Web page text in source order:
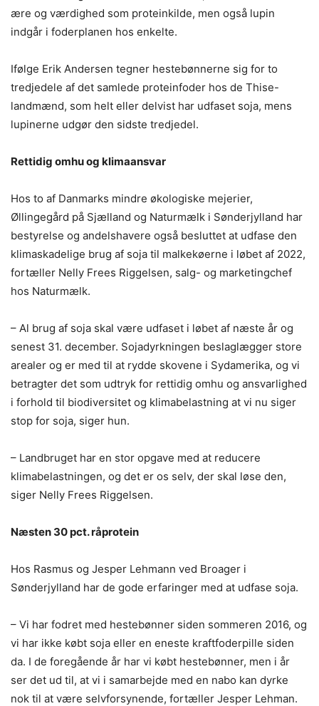
ære og værdighed som proteinkilde, men også lupin
indgår i foderplanen hos enkelte.
Ifølge Erik Andersen tegner hestebønnerne sig for to
tredjedele af det samlede proteinfoder hos de Thise-
landmænd, som helt eller delvist har udfaset soja, mens
lupinerne udgør den sidste tredjedel.
Rettidig omhu og klimaansvar
Hos to af Danmarks mindre økologiske mejerier,
Øllingegård på Sjælland og Naturmælk i Sønderjylland har
bestyrelse og andelshavere også besluttet at udfase den
klimaskadelige brug af soja til malkekøerne i løbet af 2022,
fortæller Nelly Frees Riggelsen, salg- og marketingchef
hos Naturmælk.
– Al brug af soja skal være udfaset i løbet af næste år og
senest 31. december. Sojadyrkningen beslaglægger store
arealer og er med til at rydde skovene i Sydamerika, og vi
betragter det som udtryk for rettidig omhu og ansvarlighed
i forhold til biodiversitet og klimabelastning at vi nu siger
stop for soja, siger hun.
– Landbruget har en stor opgave med at reducere
klimabelastningen, og det er os selv, der skal løse den,
siger Nelly Frees Riggelsen.
Næsten 30 pct. råprotein
Hos Rasmus og Jesper Lehmann ved Broager i
Sønderjylland har de gode erfaringer med at udfase soja.
– Vi har fodret med hestebønner siden sommeren 2016, og
vi har ikke købt soja eller en eneste kraftfoderpille siden
da. I de foregående år har vi købt hestebønner, men i år
ser det ud til, at vi i samarbejde med en nabo kan dyrke
nok til at være selvforsynende, fortæller Jesper Lehman.